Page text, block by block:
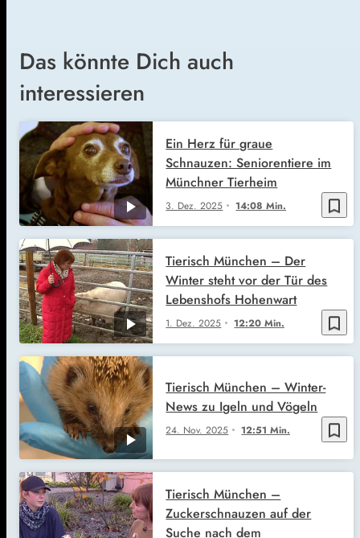
Das könnte Dich auch
interessieren
bookmark_border
3. Dez. 2025 14:08 Min.
Ein Herz für graue
Schnauzen: Seniorentiere im
Münchner Tierheim
bookmark_border
1. Dez. 2025 12:20 Min.
Tierisch München – Der
Winter steht vor der Tür des
Lebenshofs Hohenwart
bookmark_border
24. Nov. 2025 12:51 Min.
Tierisch München – Winter-
News zu Igeln und Vögeln
Tierisch München –
Zuckerschnauzen auf der
Suche nach dem